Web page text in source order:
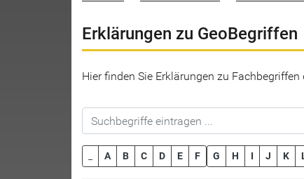
Erklärungen zu GeoBegriffen
Hier finden Sie Erklärungen zu
A B C D E F G H I J K